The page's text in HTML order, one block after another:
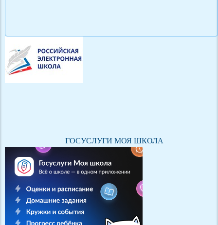
ГОСУСЛУГИ МОЯ ШКОЛА